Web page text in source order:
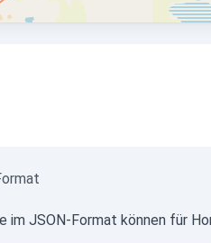
JSON-Format können für